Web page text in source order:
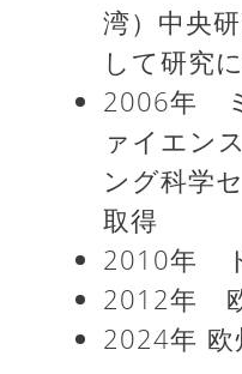
湾）中央
して研究
2006年
ァイエン
ング科学
取得
2010年
2012年
2024年 欧